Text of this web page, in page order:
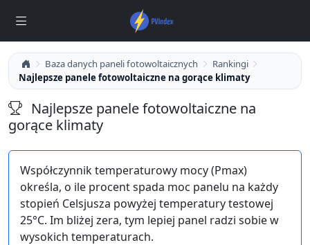
Baza danych paneli fotowoltaicznych
Rankingi
Najlepsze panele fotowoltaiczne na gorące klimaty
Najlepsze panele fotowoltaiczne na
gorące klimaty
Współczynnik temperaturowy mocy (Pmax)
określa, o ile procent spada moc panelu na każdy
stopień Celsjusza powyżej temperatury testowej
25°C. Im bliżej zera, tym lepiej panel radzi sobie w
wysokich temperaturach.